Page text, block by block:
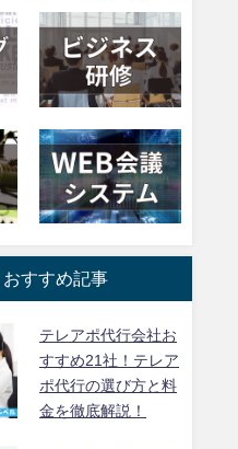
すすめ記事
テレアポ代行会社お
すすめ21社！テレア
ポ代行の選び方と料
金を徹底解説！